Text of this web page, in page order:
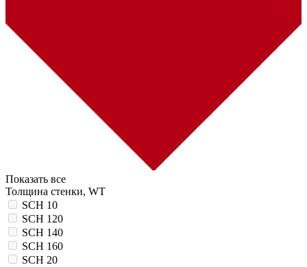
Показать все
Толщина стенки, WT
SCH 10
SCH 120
SCH 140
SCH 160
SCH 20